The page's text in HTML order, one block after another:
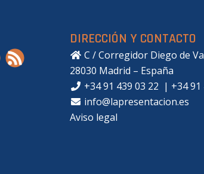
DIRECCIÓN Y CONTACTO
C / Corregidor Diego de
28030 Madrid – España
+34 91 439 03 22 | +34 91
info@lapresentacion.es
Aviso legal